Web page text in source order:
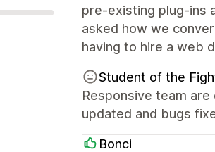
pre-existing plug-ins
asked how we
having to hire a web
Student of the
Responsive team
updated and bugs
Bonci